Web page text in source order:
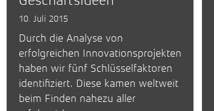
10. Juli 2015
Durch die Analyse von
erfolgreichen Innovationsprojekten
haben wir fünf Schlüsselfaktoren
identifiziert. Diese kamen weltweit
beim Finden nahezu aller